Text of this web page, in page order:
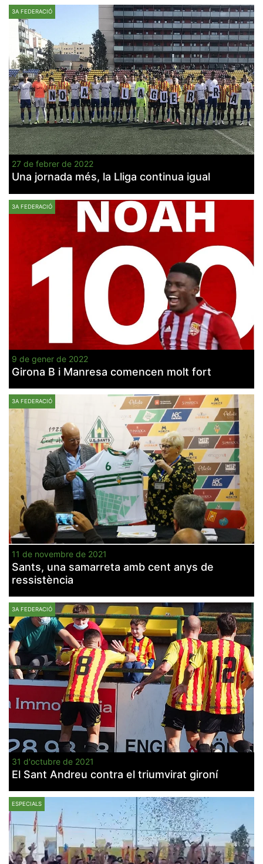
3A FEDERACIÓ
27 de febrer de 2022
Una jornada més, la Lliga continua igual
3A FEDERACIÓ
9 de gener de 2022
Girona B i Manresa comencen molt fort
3A FEDERACIÓ
11 de novembre de 2021
Sants, una samarreta amb cent anys de
ressistència
3A FEDERACIÓ
31 d'octubre de 2021
El Sant Andreu contra el triumvirat gironí
ESPECIALS